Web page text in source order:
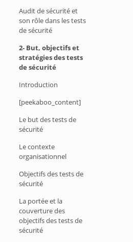
Audit de sécurité et
son rôle dans les tests
de sécurité
2- But, objectifs et
stratégies des tests
de sécurité
Introduction
[peekaboo_content]
Le but des tests de
sécurité
Le contexte
organisationnel
Objectifs des tests de
sécurité
La portée et la
couverture des
objectifs des tests de
sécurité